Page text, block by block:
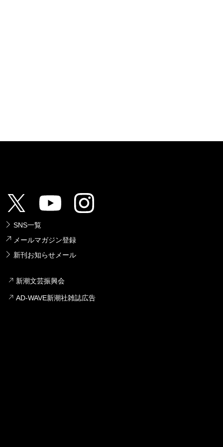
SNS一覧
メールマガジン登録
新刊お知らせメール
新潮文芸振興会
AD-WAVE新潮社雑誌広告